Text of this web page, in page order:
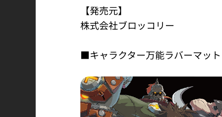
【発売元】
株式会社ブロッコリー
■キャラクター万能ラバーマット